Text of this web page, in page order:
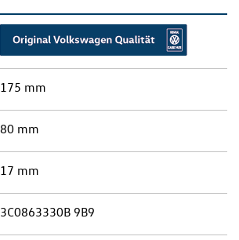
175 mm
80 mm
17 mm
3C0863330B 9B9